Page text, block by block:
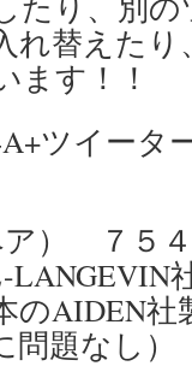
れ替えた
ます！！
ツイータ
） ７５
LANGEVIN
のAIDEN
問題なし